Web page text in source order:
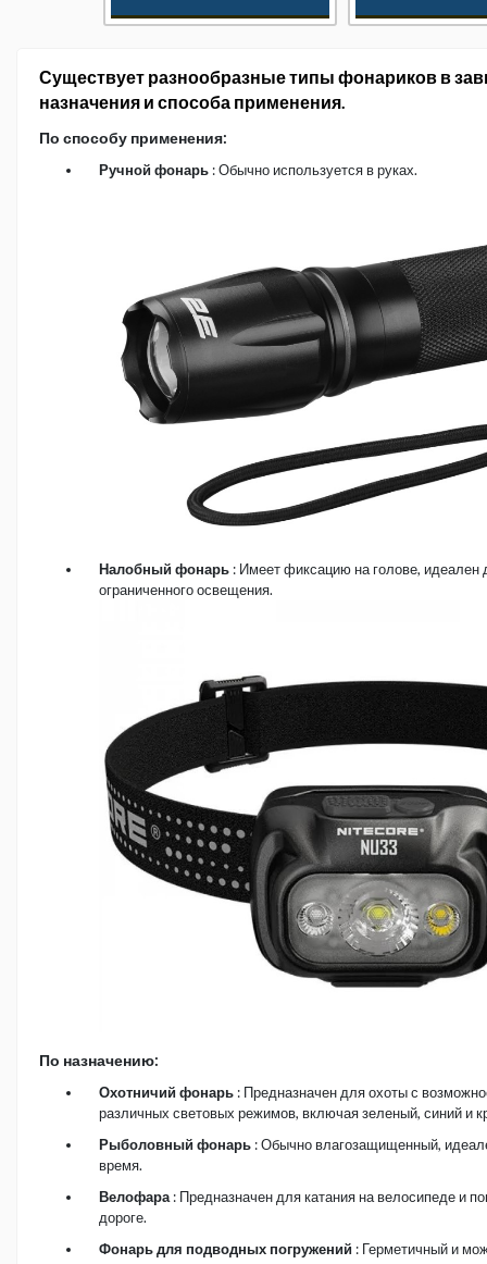
Существует разнообразные типы фонариков в
назначения и способа применения.
По способу применения:
Ручной фонарь : Обычно используется в руках.
Налобный фонарь : Имеет фиксацию на голове, идеален
ограниченного освещения.
По назначению:
Охотничий фонарь : Предназначен для охоты с
различных световых режимов, включая зеленый, синий и
Рыболовный фонарь : Обычно влагозащищенный,
время.
Велофара : Предназначен для катания на велосипеде и
дороге.
Фонарь для подводных погружений : Герметичный и